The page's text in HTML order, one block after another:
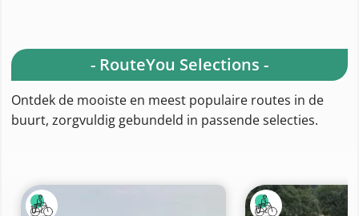
- RouteYou Selections -
Ontdek de mooiste en meest populaire routes in de
buurt, zorgvuldig gebundeld in passende selecties.